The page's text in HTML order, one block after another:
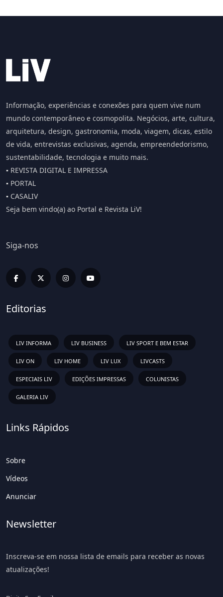
Informação, experiências e conexões para quem vive num
mundo contemporâneo e cosmopolita. Negócios, arte, cultura,
arquitetura, design, gastronomia, moda, viagem, dicas, estilo
de vida, entrevistas exclusivas, agenda, empreendedorismo,
sustentabilidade, tecnologia e muito mais.
▪️ REVISTA DIGITAL E IMPRESSA
▪️ PORTAL
▪️ CASALIV
Seja bem vindo(a) ao Portal e Revista LiV!
Siga-nos
Editorias
LIV INFORMA LIV BUSINESS LIV SPORT E BEM ESTAR
LIV ON LIV HOME LIV LUX LIVCASTS
ESPECIAIS LIV EDIÇÕES IMPRESSAS COLUNISTAS
GALERIA LIV
Links Rápidos
Sobre
Vídeos
Anunciar
Newsletter
Inscreva-se em nossa lista de emails para receber as novas
atualizações!